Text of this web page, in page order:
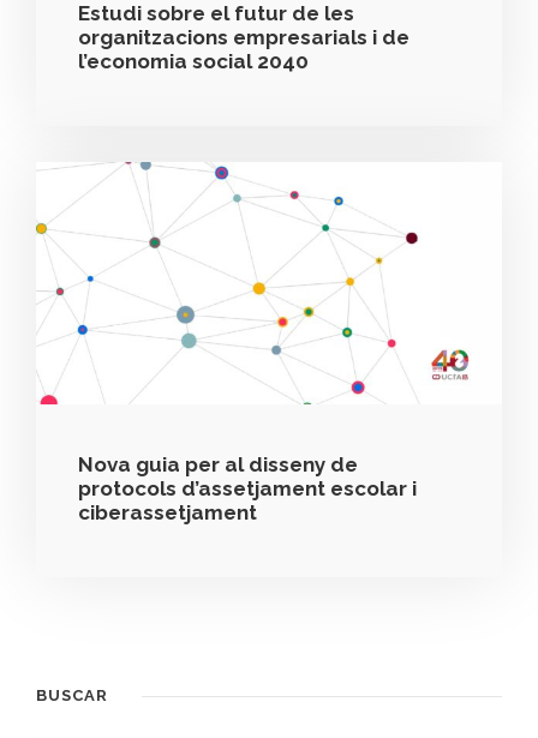
Estudi sobre el futur de les
organitzacions empresarials i de
l’economia social 2040
Nova guia per al disseny de
protocols d’assetjament escolar i
ciberassetjament
BUSCAR